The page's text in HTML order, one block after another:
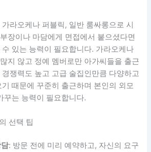
라오케나 퍼블릭, 일반 룸싸롱으로 시
장이나 마담에게 면접에서 붙으셨다면
있는 능력이 필요합니다. 가라오케나
지 않고 정예 멤버로만 아가씨들을 출근
쟁력도 높고 고급 술집인만큼 다양하고
때문에 꾸준히 출근하며 본인의 외모
꾸는 능력이 필요합니다.
선택 팁
: 방문 전에 미리 예약하고, 자신의 요구